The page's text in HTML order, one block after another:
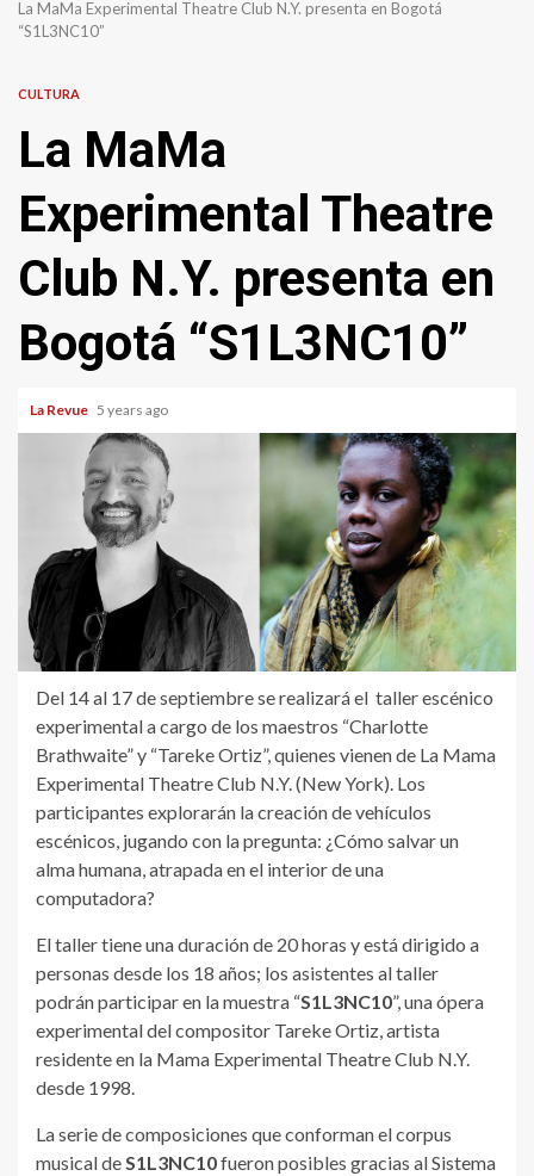
La MaMa Experimental Theatre Club N.Y. presenta en Bogotá
“S1L3NC10”
CULTURA
La MaMa
Experimental Theatre
Club N.Y. presenta en
Bogotá “S1L3NC10”
La Revue 5 years ago
Del 14 al 17 de septiembre se realizará el taller escénico
experimental a cargo de los maestros “Charlotte
Brathwaite” y “Tareke Ortiz”, quienes vienen de La Mama
Experimental Theatre Club N.Y. (New York). Los
participantes explorarán la creación de vehículos
escénicos, jugando con la pregunta: ¿Cómo salvar un
alma humana, atrapada en el interior de una
computadora?
El taller tiene una duración de 20 horas y está dirigido a
personas desde los 18 años; los asistentes al taller
podrán participar en la muestra “S1L3NC10”, una ópera
experimental del compositor Tareke Ortiz, artista
residente en la Mama Experimental Theatre Club N.Y.
desde 1998.
La serie de composiciones que conforman el corpus
musical deS1L3NC10fueron posibles gracias al Sistema